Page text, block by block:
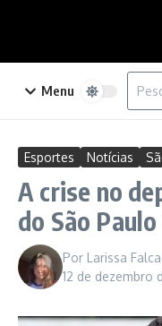
Menu
Esportes Notícias
A crise no
do São
Por Larissa
12 de dezembro